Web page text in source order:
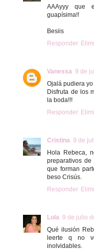
AAAyyy que
guapísima!!
Besiis
Responder
Vanessa 9 de
Ojalá pudiera yo
Disfruta de los
la boda!!!
Responder
Cristina 9 de
Hola Rebeca,
preparativos
que forman
beso Crisús.
Responder
Lola 9 de julio
Qué ilusión
leerte q no
inolvidables.